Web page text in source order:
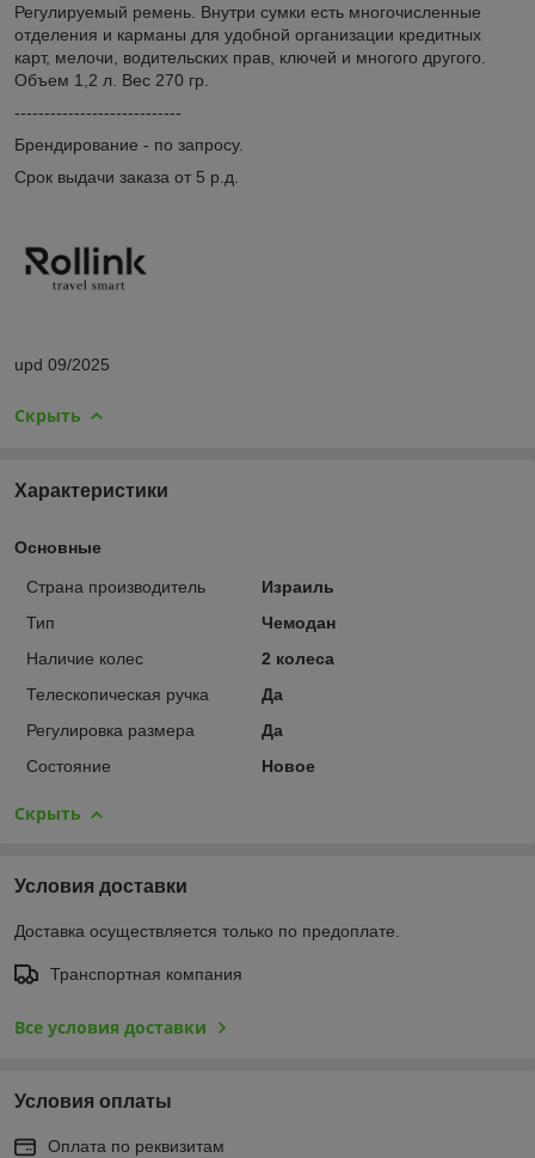
Регулируемый ремень. Внутри сумки есть многочисленные
отделения и карманы для удобной организации кредитных
карт, мелочи, водительских прав, ключей и многого другого.
Объем 1,2 л. Вес 270 гр.
----------------------------
Брендирование - по запросу.
Срок выдачи заказа от 5 р.д.
upd 09/2025
Скрыть
Характеристики
Основные
Страна производитель
Израиль
Тип
Чемодан
Наличие колес
2 колеса
Телескопическая ручка
Да
Регулировка размера
Да
Состояние
Новое
Скрыть
Условия доставки
Доставка осуществляется только по предоплате.
Транспортная компания
Все условия доставки
Условия оплаты
Оплата по реквизитам